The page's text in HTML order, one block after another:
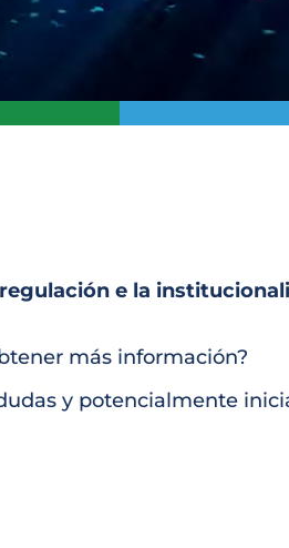
e la
más información?
y potencialmente